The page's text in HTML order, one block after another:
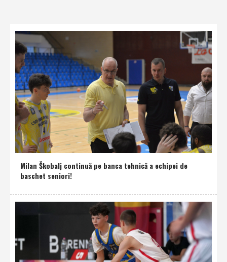
Milan Škobalj continuă pe banca tehnică a echipei de
baschet seniori!